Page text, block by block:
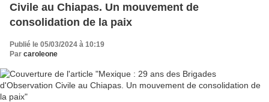
Civile au Chiapas. Un mouvement de
consolidation de la paix
Publié le 05/03/2024 à 10:19
Par caroleone